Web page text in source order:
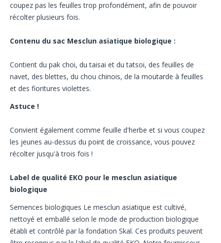
coupez pas les feuilles trop profondément, afin de pouvoir
récolter plusieurs fois.
Contenu du sac Mesclun asiatique biologique :
Contient du pak choi, du taisai et du tatsoi, des feuilles de
navet, des blettes, du chou chinois, de la moutarde à feuilles
et des fioritures violettes.
Astuce !
Convient également comme feuille d'herbe et si vous coupez
les jeunes au-dessus du point de croissance, vous pouvez
récolter jusqu'à trois fois !
Label de qualité EKO pour le mesclun asiatique
biologique
Semences biologiques Le mesclun asiatique est cultivé,
nettoyé et emballé selon le mode de production biologique
établi et contrôlé par la fondation Skal. Ces produits peuvent